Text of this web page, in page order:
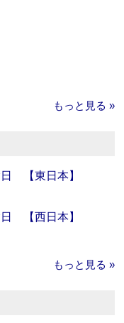
もっと見る »
【東日本】
【西日本】
もっと見る »